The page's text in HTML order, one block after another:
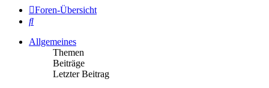
Foren-Übersicht
Suche
Allgemeines
Themen
Beiträge
Letzter Beitrag